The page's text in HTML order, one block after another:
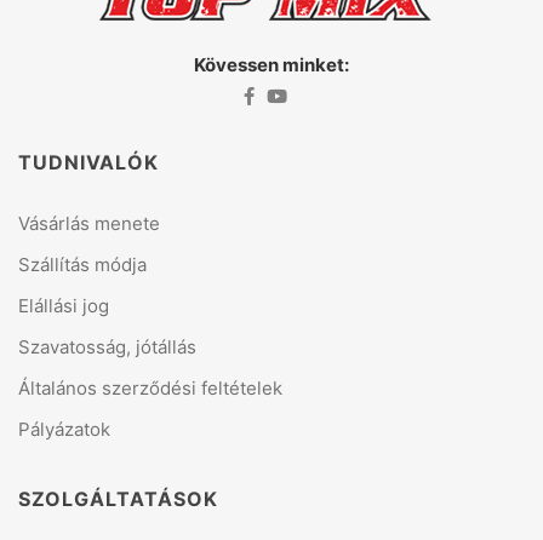
Kövessen minket:
TUDNIVALÓK
Vásárlás menete
Szállítás módja
Elállási jog
Szavatosság, jótállás
Általános szerződési feltételek
Pályázatok
SZOLGÁLTATÁSOK